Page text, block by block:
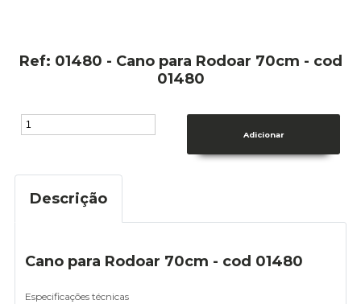
Ref: 01480 - Cano para Rodoar 70cm - cod
01480
Descrição
Cano para Rodoar 70cm - cod 01480
Especificações técnicas